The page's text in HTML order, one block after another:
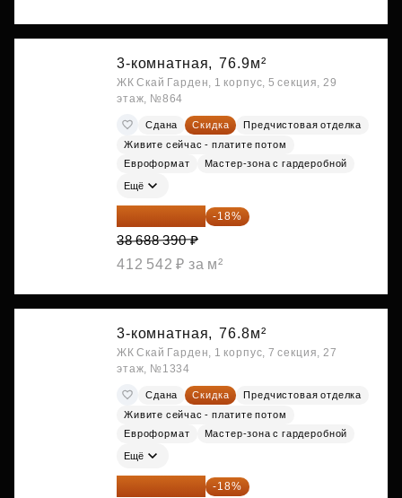
3-комнатная, 76.9м²
ЖК Скай Гарден, 1 корпус, 5 секция, 29
этаж, №864
Сдана Скидка
Предчистовая отделка
Живите сейчас - платите потом
Евроформат
Мастер-зона с гардеробной
Ещё
31 724 480 ₽ -18%
38 688 390 ₽
412 542 ₽ за м²
3-комнатная, 76.8м²
ЖК Скай Гарден, 1 корпус, 7 секция, 27
этаж, №1334
Сдана Скидка
Предчистовая отделка
Живите сейчас - платите потом
Евроформат
Мастер-зона с гардеробной
Ещё
31 872 154 ₽ -18%